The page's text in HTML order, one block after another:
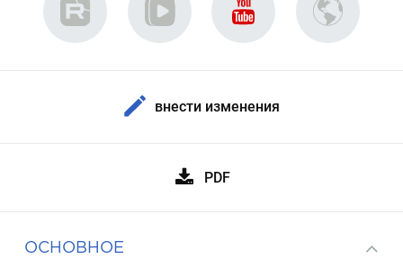
внести изменения
PDF
ОСНОВНОЕ